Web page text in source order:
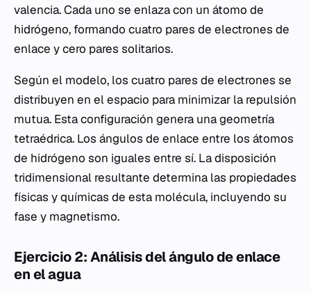
valencia. Cada uno se enlaza con un átomo de
hidrógeno, formando cuatro pares de electrones de
enlace y cero pares solitarios.
Según el modelo, los cuatro pares de electrones se
distribuyen en el espacio para minimizar la repulsión
mutua. Esta configuración genera una geometría
tetraédrica. Los ángulos de enlace entre los átomos
de hidrógeno son iguales entre sí. La disposición
tridimensional resultante determina las propiedades
físicas y químicas de esta molécula, incluyendo su
fase y magnetismo.
Ejercicio 2: Análisis del ángulo de enlace
en el agua